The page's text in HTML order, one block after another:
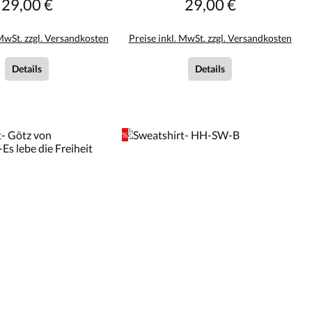
29,00 €
zzgl. Versandkosten
Details
29,00 €
Preise inkl. MwSt. zzgl. Versandkosten
Details
Rabatt
%